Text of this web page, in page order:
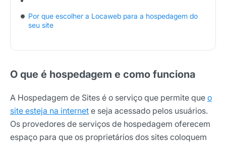
Por que escolher a Locaweb para a hospedagem do
seu site
O que é hospedagem e como funciona
A Hospedagem de Sites é o serviço que permite que o
site esteja na internet e seja acessado pelos usuários.
Os provedores de serviços de hospedagem oferecem
espaço para que os proprietários dos sites coloquem